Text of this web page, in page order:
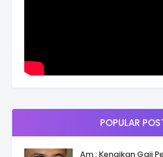
POPULAR
Am : Kenaikan Gaji